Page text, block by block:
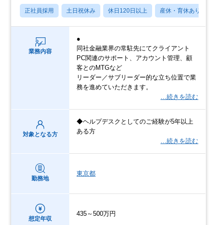
正社員採用 土日祝休み 休日120日以上 産休・育休あり
業務内容
●
同社金融業界の常駐先にてクライアント
PC関連のサポート、アカウント管理、顧
客とのMTGなど
リーダー／サブリーダー的な立ち位置で業
務を進めていただきます。
…続きを読む
対象となる方
◆ヘルプデスクとしてのご経験が5年以上
ある方
…続きを読む
勤務地
東京都
想定年収
435～500万円